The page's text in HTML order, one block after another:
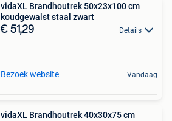
vidaXL Brandhoutrek 50x23x100 cm
koudgewalst staal zwart
€ 51,29 Details
Bezoek website Vandaag
vidaXL Brandhoutrek 40x30x75 cm